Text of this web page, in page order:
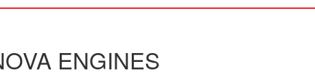
ENGINES